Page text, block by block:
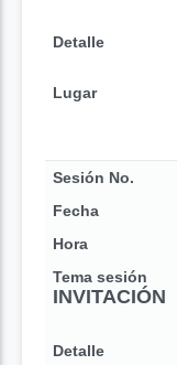
Detalle
Lugar
Sesión No.
Fecha
Hora
Tema sesión
INVITACIÓN
Detalle